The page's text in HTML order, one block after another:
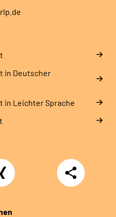
in Deutscher
in Leichter Sprache
Teilen